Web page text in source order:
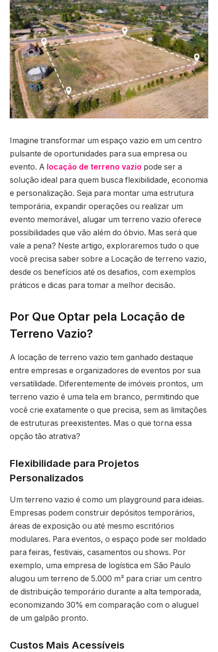
Imagine transformar um espaço vazio em um centro
pulsante de oportunidades para sua empresa ou
evento. A locação de terreno vazio pode ser a
solução ideal para quem busca flexibilidade, economia
e personalização. Seja para montar uma estrutura
temporária, expandir operações ou realizar um
evento memorável, alugar um terreno vazio oferece
possibilidades que vão além do óbvio. Mas será que
vale a pena? Neste artigo, exploraremos tudo o que
você precisa saber sobre a Locação de terreno vazio,
desde os benefícios até os desafios, com exemplos
práticos e dicas para tomar a melhor decisão.
Por Que Optar pela Locação de
Terreno Vazio?
A locação de terreno vazio tem ganhado destaque
entre empresas e organizadores de eventos por sua
versatilidade. Diferentemente de imóveis prontos, um
terreno vazio é uma tela em branco, permitindo que
você crie exatamente o que precisa, sem as limitações
de estruturas preexistentes. Mas o que torna essa
opção tão atrativa?
Flexibilidade para Projetos
Personalizados
Um terreno vazio é como um playground para ideias.
Empresas podem construir depósitos temporários,
áreas de exposição ou até mesmo escritórios
modulares. Para eventos, o espaço pode ser moldado
para feiras, festivais, casamentos ou shows. Por
exemplo, uma empresa de logística em São Paulo
alugou um terreno de 5.000 m² para criar um centro
de distribuição temporário durante a alta temporada,
economizando 30% em comparação com o aluguel
de um galpão pronto.
Custos Mais Acessíveis